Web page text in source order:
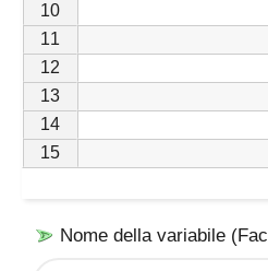
10
11
12
13
14
15
Nome della variabile